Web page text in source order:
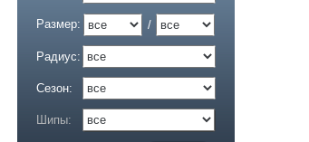
Размер: /
Радиус:
Сезон:
Шипы: